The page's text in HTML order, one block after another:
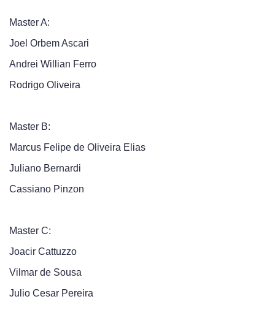
Master A:
Joel Orbem Ascari
Andrei Willian Ferro
Rodrigo Oliveira
Master B:
Marcus Felipe de Oliveira Elias
Juliano Bernardi
Cassiano Pinzon
Master C:
Joacir Cattuzzo
Vilmar de Sousa
Julio Cesar Pereira